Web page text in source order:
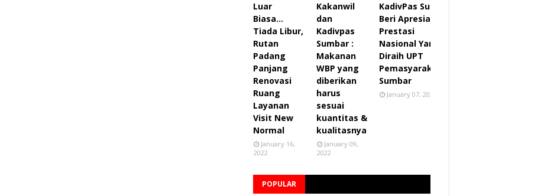
Luar
Biasa...
Tiada Libur,
Rutan
Padang
Panjang
Renovasi
Ruang
Layanan
Visit New
Normal
January 16,
2022
Kakanwil
dan
Kadivpas
Sumbar :
Makanan
WBP yang
diberikan
harus
sesuai
kuantitas &
kualitasnya
January 09,
2022
KadivPas Sumbar
Beri Apresiasi 27
Prestasi
Nasional Yang
Diraih UPT
Pemasyarakatan
Sumbar
January 07, 2022
POPULAR